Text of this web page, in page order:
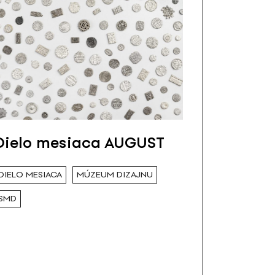
mesiaca AUGUST
MESIACA MÚZEUM DIZAJNU